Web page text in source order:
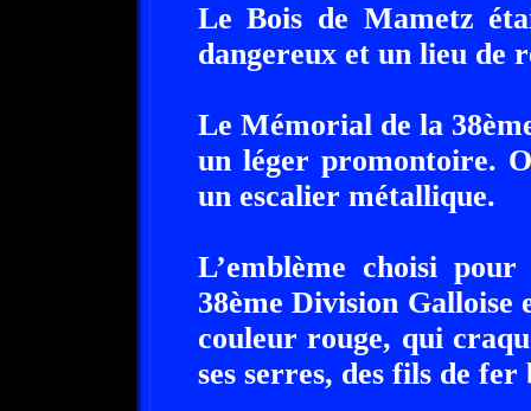
Le Bois de Mametz
dangereux et un lieu de
Le Mémorial de la
un léger promontoire.
un escalier métallique.
L’emblème choisi
38ème Division Galloise
couleur rouge, qui
ses serres, des fils de fer